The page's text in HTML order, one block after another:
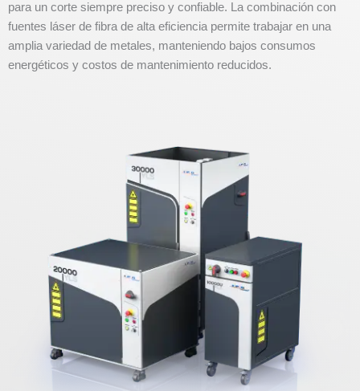
para un corte siempre preciso y confiable. La combinación con
fuentes láser de fibra de alta eficiencia permite trabajar en una
amplia variedad de metales, manteniendo bajos consumos
energéticos y costos de mantenimiento reducidos.